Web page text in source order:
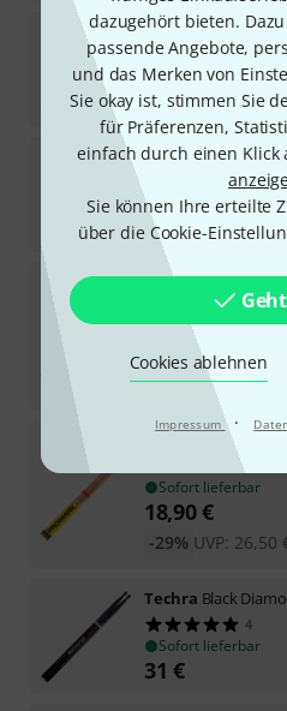
dazugehört bieten.
passende Angebote,
und das Merken von
Sie okay ist, stimmen Sie
für Präferenzen,
einfach durch einen Klick
Sie können Ihre erteilte
über die Cookie-
Cookies ablehnen
Impressum ·
Wincent 2B Hickory
11
Sofort lieferbar
12,90€
Vic Firth2BB Nova
45
Sofort lieferbar
6€
Pro Mark2B
5
Sofort lieferbar
14,90€
UVP:18,90
-21%
TXMHW
Sofort lieferbar
18,90€
UVP: 26,50
-29%
Techra Black
4
Sofort lieferbar
31 €